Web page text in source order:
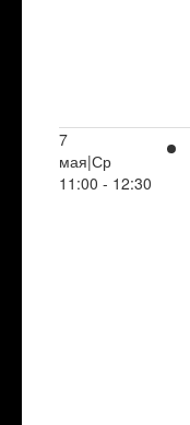
7
мая|Ср
11:00 - 12:30